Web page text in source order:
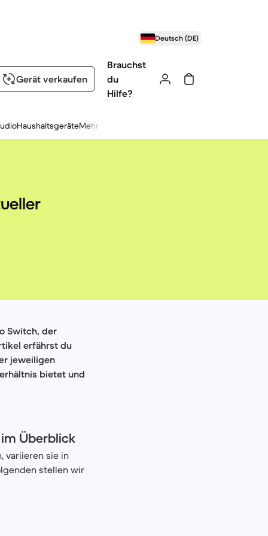
Deutsch (DE)
Gerät verkaufen
Brauchst
du
Hilfe?
HaushaltsgeräteMehr
Switch, der
erfährst du
jeweiligen
bietet und
im Überblick
variieren sie in
stellen wir